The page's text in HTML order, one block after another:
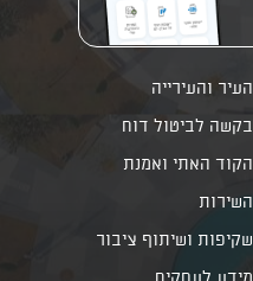
העיר והעירייה
בקשה לביטול דוח
הקוד האתי ואמנת
השירות
שקיפות ושיתוף ציבור